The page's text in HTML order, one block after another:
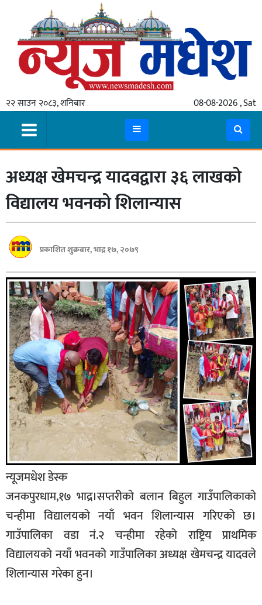
२२ साउन २०८३, शनिबार 08-08-2026 , Sat
गृहपृष्ठ
स्थानीय
प्रदेश
मधेश
प्रदेश
लुम्बिनी
गण्डकी
बागमती
कर्णाली
सुदूरपश्चिम
मधेश
विशेष
राजनीति
प्रमुख
समाचार
राष्ट्रिय
अन्तराष्ट्रिय
अन्तरबार्ता
अर्थ
खेलकुद
मनोरञ्जन
अध्यक्ष खेमचन्द्र यादवद्वारा ३६ लाखको
विद्यालय भवनको शिलान्यास
प्रकाशित शुक्रबार, भाद्र १७, २०७९
न्यूजमधेश डेस्क
जनकपुरधाम,१७ भाद्र।सप्तरीको बलान बिहुल गाउँपालिकाको
चन्हीमा विद्यालयको नयाँ भवन शिलान्यास गरिएको छ।
गाउँपालिका वडा नं.२ चन्हीमा रहेको राष्ट्रिय प्राथमिक
विद्यालयको नयाँ भवनको गाउँपालिका अध्यक्ष खेमचन्द्र यादवले
शिलान्यास गरेका हुन।